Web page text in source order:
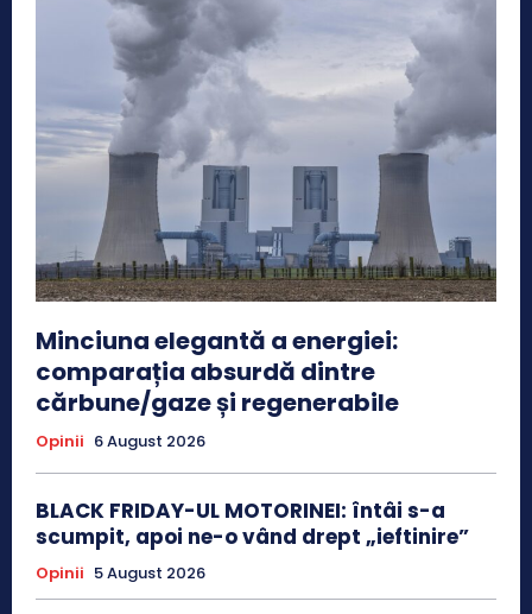
Minciuna elegantă a energiei:
comparația absurdă dintre
cărbune/gaze și regenerabile
Opinii 6 August 2026
BLACK FRIDAY-UL MOTORINEI: întâi s-a
scumpit, apoi ne-o vând drept „ieftinire”
Opinii 5 August 2026